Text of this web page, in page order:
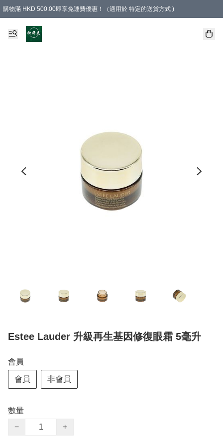
購物滿 HKD 500.00即享免運費優惠！（適用於 特定的送貨方式 )
Estee Lauder 升級再生基因修復眼霜 5毫升
會員
會員 非會員
數量
−
+